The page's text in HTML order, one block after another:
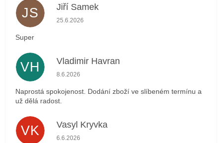
JS Jiří Samek
Hodnocení obchodu je 5 z 5 hvězdiček.
25.6.2026
Super
VH Vladimir Havran
Hodnocení obchodu je 5 z 5 hvězdiček.
8.6.2026
Naprostá spokojenost. Dodání zboží ve slíbeném termínu a
už dělá radost.
VK Vasyl Kryvka
Hodnocení obchodu je 5 z 5 hvězdiček.
6.6.2026